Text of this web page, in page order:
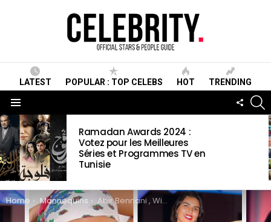
LATEST POPULAR : TOP CELEBS HOT TRENDING
LATEST
STORIES
Ramadan Awards 2024 :
Votez pour les Meilleures
Séries et Programmes TV en
Tunisie
You are here:
Home Mannequins Abir Bennani , Wiki ,Biographie, Age, Taille, Mariage, Contact & Informations